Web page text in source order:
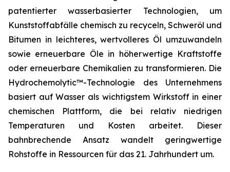
patentierter wasserbasierter Technologien, um
Kunststoffabfälle chemisch zu recyceln, Schweröl und
Bitumen in leichteres, wertvolleres Öl umzuwandeln
sowie erneuerbare Öle in höherwertige Kraftstoffe
oder erneuerbare Chemikalien zu transformieren. Die
Hydrochemolytic™-Technologie des Unternehmens
basiert auf Wasser als wichtigstem Wirkstoff in einer
chemischen Plattform, die bei relativ niedrigen
Temperaturen und Kosten arbeitet. Dieser
bahnbrechende Ansatz wandelt geringwertige
Rohstoffe in Ressourcen für das 21. Jahrhundert um.